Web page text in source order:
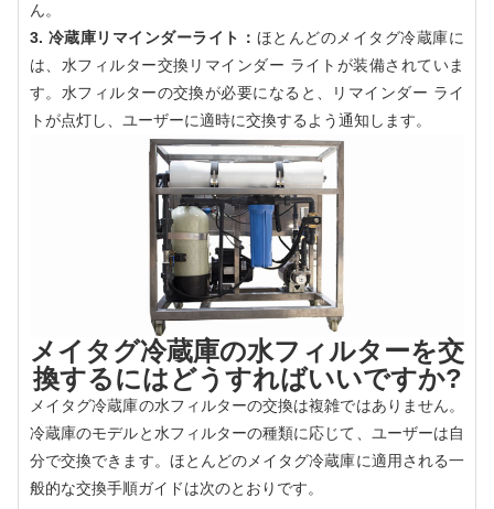
ん。
3. 冷蔵庫リマインダーライト： ほとんどのメイタグ冷蔵庫に
は、水フィルター交換リマインダー ライトが装備されていま
す。水フィルターの交換が必要になると、リマインダー ライ
トが点灯し、ユーザーに適時に交換するよう通知します。
メイタグ冷蔵庫の水フィルターを交
換するにはどうすればいいですか?
メイタグ冷蔵庫の水フィルターの交換は複雑ではありません。
冷蔵庫のモデルと水フィルターの種類に応じて、ユーザーは自
分で交換できます。ほとんどのメイタグ冷蔵庫に適用される一
般的な交換手順ガイドは次のとおりです。